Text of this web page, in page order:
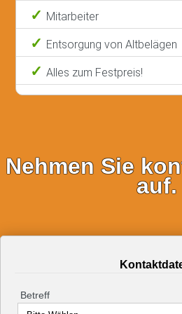
Mitarbeiter
Entsorgung von Altbelägen
Alles zum Festpreis!
Nehmen Sie
auf.
Betreff